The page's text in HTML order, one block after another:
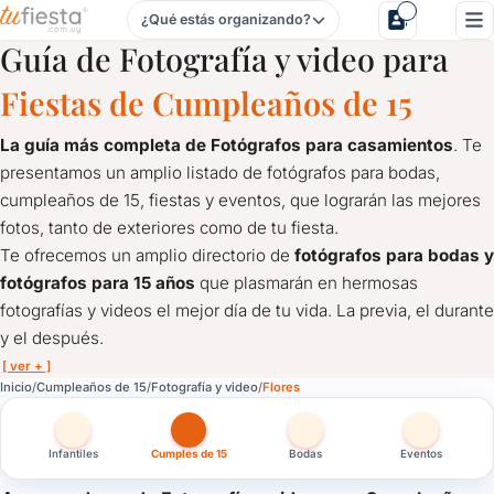
Fotografía y video para Cumpleaños de 15 en Flores
¿Qué estás organizando?
Guía de Fotografía y video para
Fiestas de Cumpleaños de 15
La guía más completa de Fotógrafos para casamientos. Te
presentamos un amplio listado de fotógrafos para bodas,
cumpleaños de 15, fiestas y eventos, que lograrán las mejores
fotos, tanto de exteriores como de tu fiesta.
Te ofrecemos un amplio directorio de fotógrafos para bodas y
fotógrafos para 15 años que plasmarán en hermosas
fotografías y videos el mejor día de tu vida. La previa, el durante
y el después.
[ ver + ]
Inicio Cumpleaños de 15 Fotografía y video Flores
Infantiles Cumples de 15 Bodas Eventos
Fotografía y video para Cumpleaños de 15 en Flores
La guía más completa de Fotógrafos para casamientos
Te ofrecemos un amplio directorio defotógrafos para bodas
¿Querés las mejores fotos del cumpleaños de 1 año? Aquí